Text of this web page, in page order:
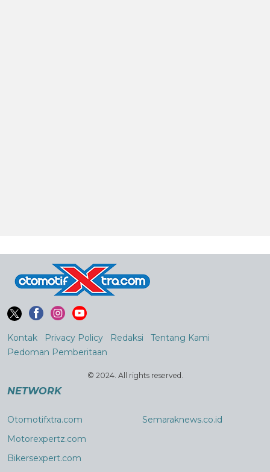
Kontak Privacy Policy Redaksi
Tentang Kami
Pedoman Pemberitaan
© 2024. All rights reserved.
NETWORK
Otomotifxtra.com
Motorexpertz.com
Bikersexpert.com
Semaraknews.co.id